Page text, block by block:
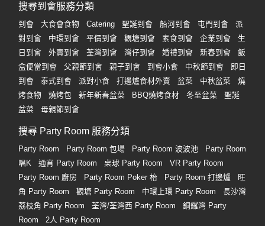
搜尋到會服務分類
到會 大食會食物 Catering 聖誕到會 船河到會 屯門到會
派
對到會
中環到會 平價到會 觀塘到會 素食到會 企業到會
生
日到會
外賣到會 荃灣到會 灣仔到會 婚禮到會 新春到會
飯
盒便當到會
父親節到會 親子到會 到會小食 中秋節到會
即日
到會
泰式到會 派對小食 打邊爐食材外賣 盆菜 中秋盆菜
燒
烤食物
燒烤包 新年新春盆菜 BBQ燒烤食材 冬至盆菜
聖誕
盆菜
母親節到會
搜尋 Party Room 服務分類
Party Room Party Room 包場 Party Room 波波池
Party Room
唱K
通宵 Party Room 桌球 Party Room
VR Party Room
Party Room 廚房
Party Room Poker 枱 Party Room 打邊爐
旺
角 Party Room
觀塘 Party Room 中環上環 Party Room
長沙灣
荔枝角 Party Room
荃灣/荃灣西 Party Room
銅鑼灣 Party
Room
2人 Party Room